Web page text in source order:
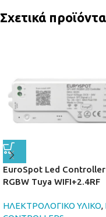
Σχετικά προϊόντα
EuroSpot Led Controller
RGBW Tuya WIFI+2.4RF
ΗΛΕΚΤΡΟΛΟΓΙΚΟ ΥΛΙΚΟ,